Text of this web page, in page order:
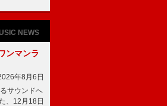
NEWS
ンマンラ
年8月6日
サウンドへ
、12月18日